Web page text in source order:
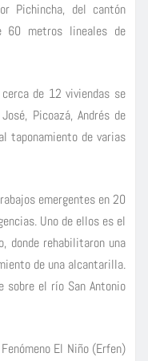
Pichincha, del cantón
60 metros lineales de
de 12 viviendas se
Picoazá, Andrés de
taponamiento de varias
emergentes en 20
Uno de ellos es el
donde rehabilitaron una
de una alcantarilla.
sobre el río San Antonio
El Niño (Erfen)